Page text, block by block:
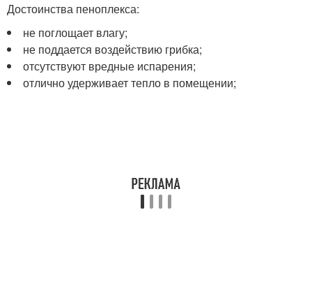
Достоинства пеноплекса:
не поглощает влагу;
не поддается воздействию грибка;
отсутствуют вредные испарения;
отлично удерживает тепло в помещении;